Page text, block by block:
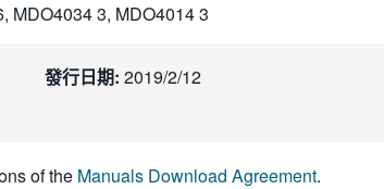
MDO4034 3, MDO4014 3
發行日期: 2019/2/12
of the Manuals Download Agreement.